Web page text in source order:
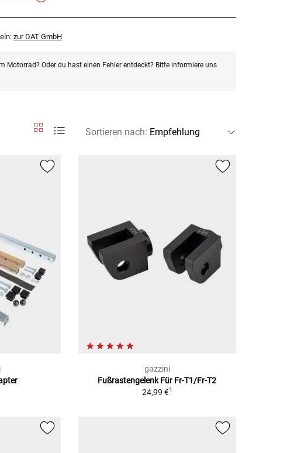
zur DAT GmbH
Motorrad? Oder du hast einen Fehler entdeckt? Bitte informiere uns
Sortieren nach:
gazzini
Fußrastengelenk Für Fr-T1/Fr-T2
24,99 €1